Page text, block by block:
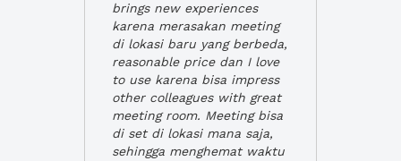
brings new experiences
karena merasakan meeting
di lokasi baru yang berbeda,
reasonable price dan I love
to use karena bisa impress
other colleagues with great
meeting room. Meeting bisa
di set di lokasi mana saja,
sehingga menghemat waktu